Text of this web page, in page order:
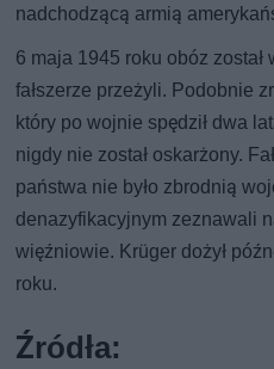
nadchodzącą armią
6 maja 1945 roku obóz
fałszerze przeżyli. Podobnie
który po wojnie spędził dwa
nigdy nie został oskarżony.
państwa nie było zbrodnią
denazyfikacyjnym zeznawali
więźniowie. Krüger dożył
roku.
Źródła: